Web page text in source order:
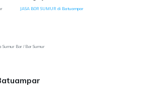
JASA BOR SUMUR di Batuampar
Bor / Bor Sumur